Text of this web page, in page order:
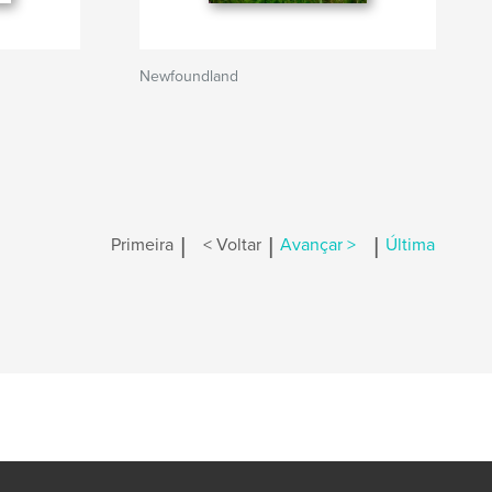
Newfoundland
Primeira | < Voltar | Avançar > | Última